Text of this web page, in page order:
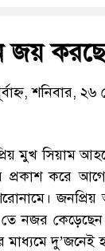
জয়
শনিবার, ২৬
মুখ সিয়াম
করে
নজর
মাধ্যমে দু’জনেই